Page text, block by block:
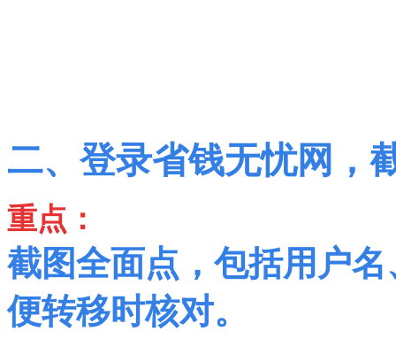
二、登录省钱无忧网，
重点：
截图全面点，包括用户
便转移时核对。